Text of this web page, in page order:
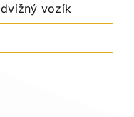
vozík